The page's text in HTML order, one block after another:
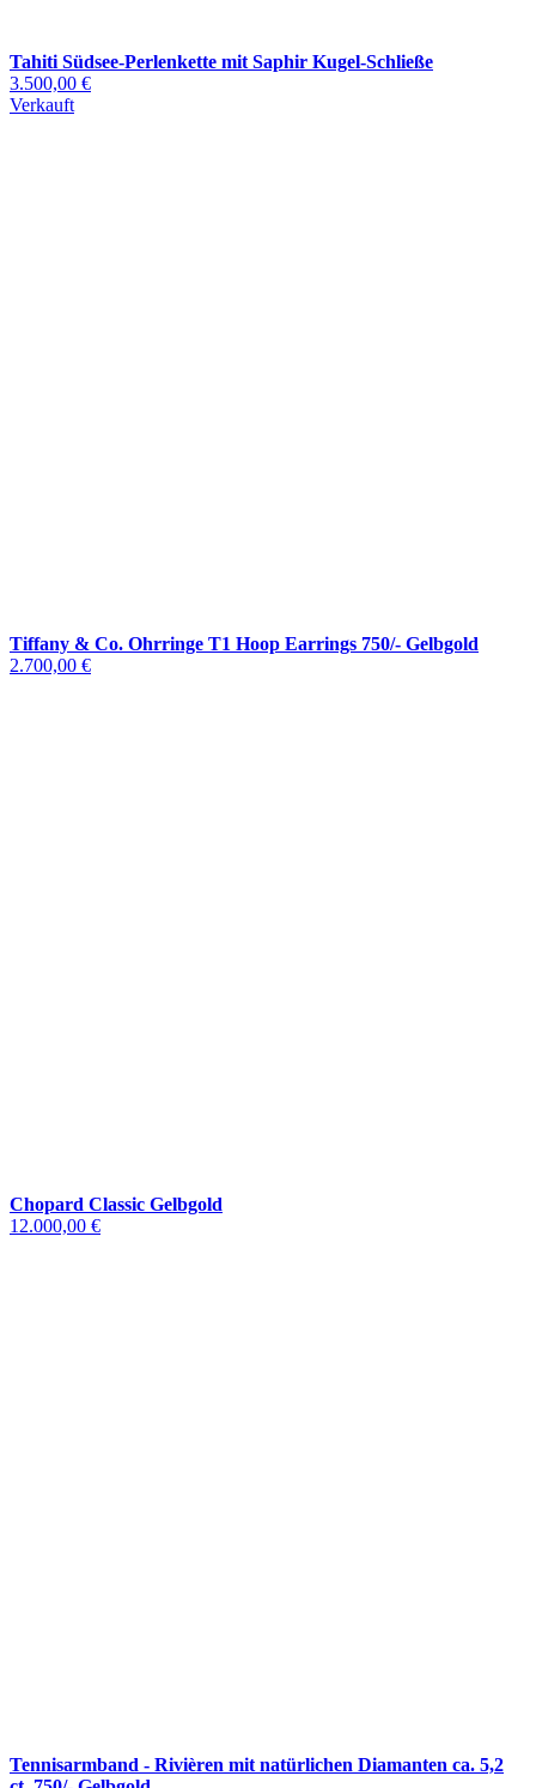
Tahiti Südsee-Perlenkette mit Saphir Kugel-Schließe
3.500,00 €
Verkauft
Tiffany & Co. Ohrringe T1 Hoop Earrings 750/- Gelbgold
2.700,00 €
Chopard Classic Gelbgold
12.000,00 €
Tennisarmband - Rivièren mit natürlichen Diamanten ca. 5,2